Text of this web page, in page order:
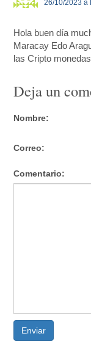
26/10/2023 a
Hola buen día
Maracay Edo
las Cripto
Deja un
Nombre:
Correo:
Comentario:
Enviar